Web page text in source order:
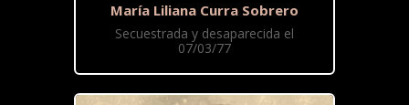
María Liliana Curra Sobrero
Secuestrada y desaparecida el
07/03/77